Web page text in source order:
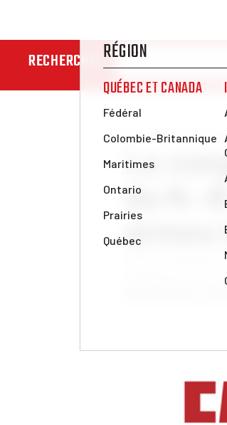
RECHERCHER
Nouvelles et
Le
du N.-
armes
Cette résolution
solidarité avec la